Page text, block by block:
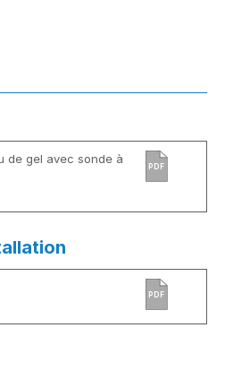
de gel avec sonde à
PDF
PDF